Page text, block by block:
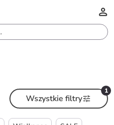
1
Wszystkie filtry